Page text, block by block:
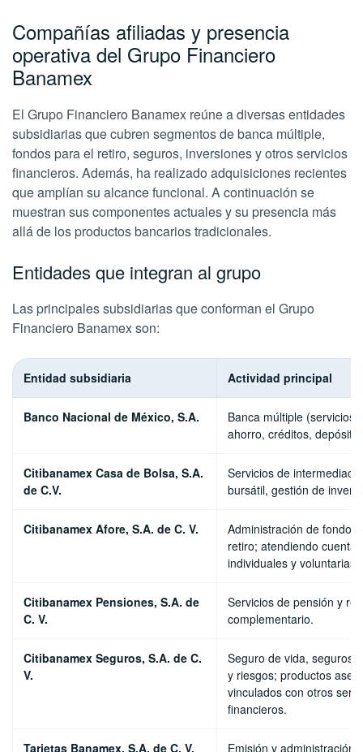
Compañías afiliadas y presencia
operativa del Grupo Financiero
Banamex
El Grupo Financiero Banamex reúne a diversas entidades
subsidiarias que cubren segmentos de banca múltiple,
fondos para el retiro, seguros, inversiones y otros servicios
financieros. Además, ha realizado adquisiciones recientes
que amplían su alcance funcional. A continuación se
muestran sus componentes actuales y su presencia más
allá de los productos bancarios tradicionales.
Entidades que integran al grupo
Las principales subsidiarias que conforman el Grupo
Financiero Banamex son:
Entidad subsidiaria Actividad principal
Banco Nacional de México, S.A.
Banca múltiple (servicios
ahorro, créditos,
Citibanamex Casa de Bolsa, S.A.
de C.V.
Servicios de
bursátil, gestión de
Citibanamex Afore, S.A. de C. V.
Administración de fondos
retiro; atendiendo cuentas
individuales y voluntarias.
Citibanamex Pensiones, S.A. de
C. V.
Servicios de pensión y
complementario.
Citibanamex Seguros, S.A. de C.
V.
Seguro de vida, seguros
y riesgos; productos
vinculados con otros
financieros.
Tarjetas Banamex, S.A. de C. V. Emisión y administración